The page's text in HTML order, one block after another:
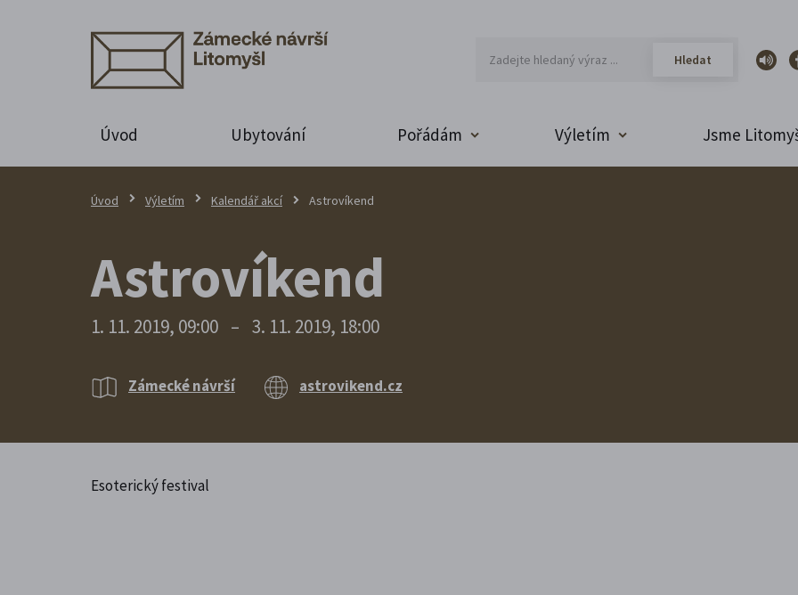
Úvod Ubytování Pořádám Výletím Jsme
Úvod Výletím Kalendář akcí Astrovíkend
Astrovíkend
1. 11. 2019, 09:00 – 3. 11. 2019, 18:00
Zámecké návrší astrovikend.cz
Esoterický festival